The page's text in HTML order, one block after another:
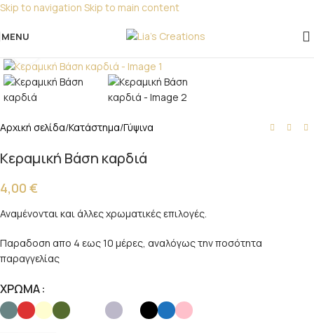
Skip to navigation Skip to main content
Για παραγγελίες για μπομπονιέρες παρακαλώ
επικοινωνήστε μαζί μας!
MENU
Αρχική σελίδα/Κατάστημα/Γύψινα
Κεραμική Βάση καρδιά
4,00 €
Αναμένονται και άλλες χρωματικές επιλογές.
Παραδοση απο 4 εως 10 μέρες, αναλόγως την ποσότητα
παραγγελίας
ΧΡΩΜΑ